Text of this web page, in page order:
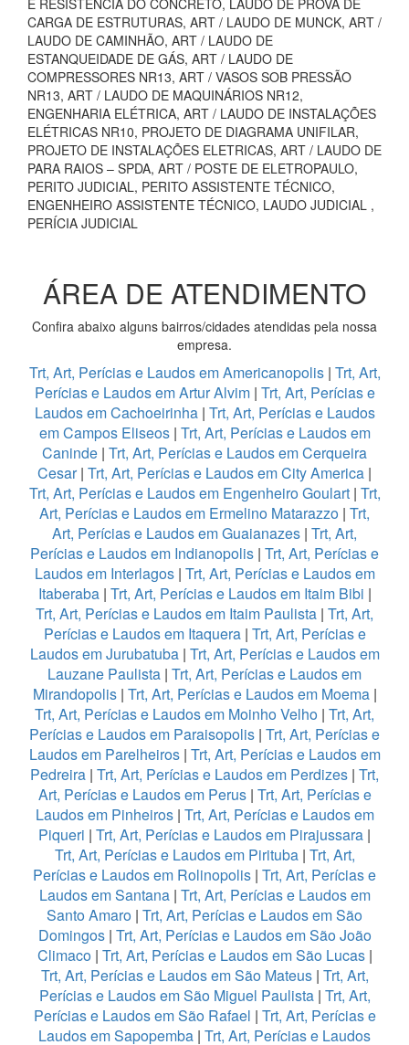
E RESISTÊNCIA DO CONCRETO, LAUDO DE PROVA DE
CARGA DE ESTRUTURAS, ART / LAUDO DE MUNCK, ART /
LAUDO DE CAMINHÃO, ART / LAUDO DE
ESTANQUEIDADE DE GÁS, ART / LAUDO DE
COMPRESSORES NR13, ART / VASOS SOB PRESSÃO
NR13, ART / LAUDO DE MAQUINÁRIOS NR12,
ENGENHARIA ELÉTRICA, ART / LAUDO DE INSTALAÇÕES
ELÉTRICAS NR10, PROJETO DE DIAGRAMA UNIFILAR,
PROJETO DE INSTALAÇÕES ELETRICAS, ART / LAUDO DE
PARA RAIOS – SPDA, ART / POSTE DE ELETROPAULO,
PERITO JUDICIAL, PERITO ASSISTENTE TÉCNICO,
ENGENHEIRO ASSISTENTE TÉCNICO, LAUDO JUDICIAL ,
PERÍCIA JUDICIAL
ÁREA DE ATENDIMENTO
Confira abaixo alguns bairros/cidades atendidas pela nossa
empresa.
Trt, Art, Perícias e Laudos em Americanopolis | Trt, Art,
Perícias e Laudos em Artur Alvim | Trt, Art, Perícias e
Laudos em Cachoeirinha| Trt, Art, Perícias e Laudos
em Campos Eliseos | Trt, Art, Perícias e Laudos em
Caninde | Trt, Art, Perícias e Laudos em Cerqueira
Cesar| Trt, Art, Perícias e Laudos em City America |
Trt, Art, Perícias e Laudos em Engenheiro Goulart | Trt,
Art, Perícias e Laudos em Ermelino Matarazzo | Trt,
Art, Perícias e Laudos em Guaianazes | Trt, Art,
Perícias e Laudos em Indianopolis | Trt, Art, Perícias e
Laudos em Interlagos| Trt, Art, Perícias e Laudos em
Itaberaba| Trt, Art, Perícias e Laudos em Itaim Bibi |
Trt, Art, Perícias e Laudos em Itaim Paulista | Trt, Art,
Perícias e Laudos em Itaquera| Trt, Art, Perícias e
Laudos em Jurubatuba| Trt, Art, Perícias e Laudos em
Lauzane Paulista | Trt, Art, Perícias e Laudos em
Mirandopolis| Trt, Art, Perícias e Laudos em Moema|
Trt, Art, Perícias e Laudos em Moinho Velho | Trt, Art,
Perícias e Laudos em Paraisopolis | Trt, Art, Perícias e
Laudos em Parelheiros| Trt, Art, Perícias e Laudos em
Pedreira | Trt, Art, Perícias e Laudos em Perdizes | Trt,
Art, Perícias e Laudos em Perus| Trt, Art, Perícias e
Laudos em Pinheiros| Trt, Art, Perícias e Laudos em
Piqueri | Trt, Art, Perícias e Laudos em Pirajussara |
Trt, Art, Perícias e Laudos em Pirituba| Trt, Art,
Perícias e Laudos em Rolinopolis | Trt, Art, Perícias e
Laudos em Santana| Trt, Art, Perícias e Laudos em
Santo Amaro | Trt, Art, Perícias e Laudos em São
Domingos| Trt, Art, Perícias e Laudos em São João
Climaco| Trt, Art, Perícias e Laudos em São Lucas|
Trt, Art, Perícias e Laudos em São Mateus | Trt, Art,
Perícias e Laudos em São Miguel Paulista| Trt, Art,
Perícias e Laudos em São Rafael | Trt, Art, Perícias e
Laudos em Sapopemba | Trt, Art, Perícias e Laudos